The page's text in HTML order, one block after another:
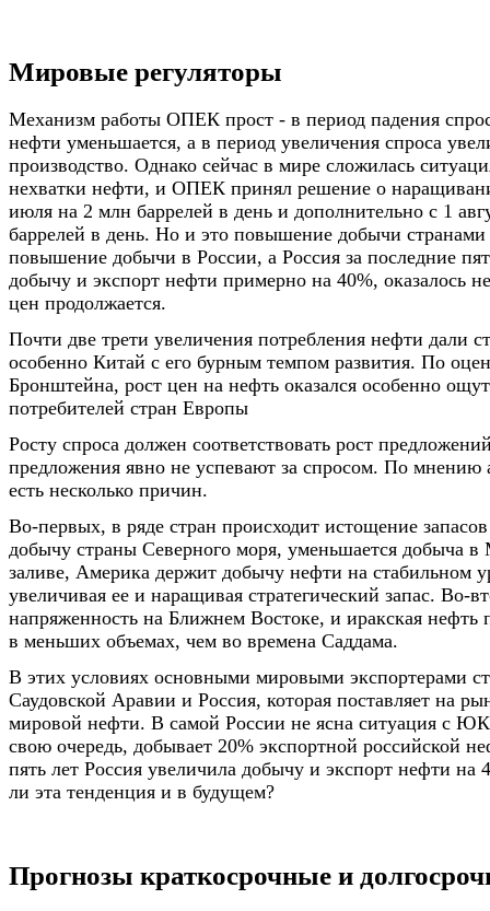
Мировые регуляторы
Механизм работы ОПЕК прост - в период падения
нефти уменьшается, а в период увеличения спроса
производство. Однако сейчас в мире сложилась
нехватки нефти, и ОПЕК принял решение о
июля на 2 млн баррелей в день и дополнительно с 1
баррелей в день. Но и это повышение добычи
повышение добычи в России, а Россия за последние
добычу и экспорт нефти примерно на 40%, оказалось
цен продолжается.
Почти две трети увеличения потребления нефти дали
особенно Китай с его бурным темпом развития. По
Бронштейна, рост цен на нефть оказался особенно
потребителей стран Европы
Росту спроса должен соответствовать рост
предложения явно не успевают за спросом. По мнению
есть несколько причин.
Во-первых, в ряде стран происходит истощение
добычу страны Северного моря, уменьшается добыча в
заливе, Америка держит добычу нефти на стабильном
увеличивая ее и наращивая стратегический запас. Во-
напряженность на Ближнем Востоке, и иракская нефть
в меньших объемах, чем во времена Саддама.
В этих условиях основными мировыми экспортерами
Саудовской Аравии и Россия, которая поставляет на
мировой нефти. В самой России не ясна ситуация с
свою очередь, добывает 20% экспортной российской
пять лет Россия увеличила добычу и экспорт нефти на
ли эта тенденция и в будущем?
Прогнозы краткосрочные и